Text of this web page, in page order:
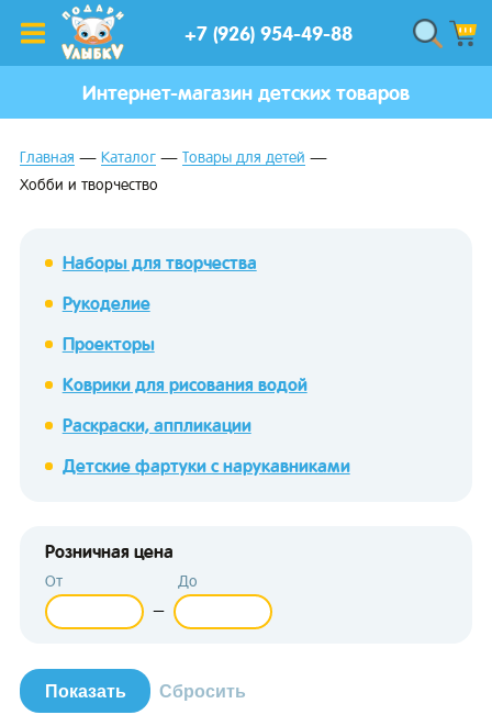
+7 (926) 954-49-88
Интернет-магазин детских товаров
Главная Каталог
Товары для детей
Хобби и творчество
Наборы для творчества
Рукоделие
Проекторы
Коврики для рисования водой
Раскраски, аппликации
Детские фартуки с нарукавниками
Розничная цена
От
—
До